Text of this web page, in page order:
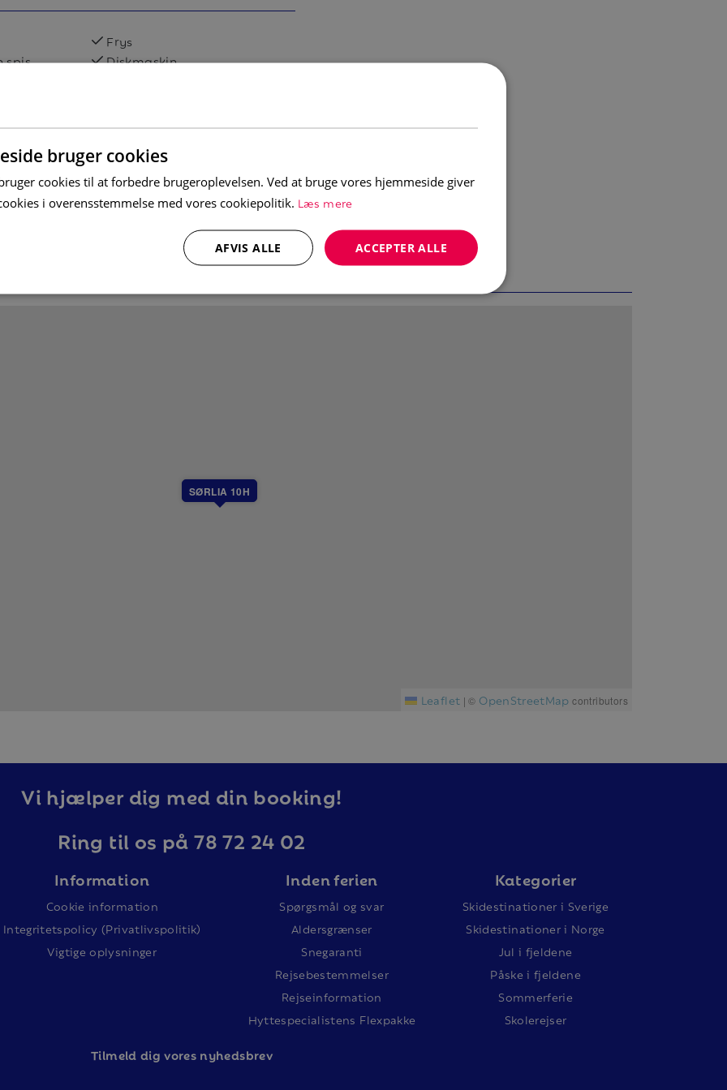
og kaffetrakter. I
for hyggelige måltider sammen.
i stuen som er utstyrt med sofa, TV og
flammene.
Frys
spis
Diskmaskin
SØRLIA 10H
Leaflet | © OpenStreetMap contributors
Vi hjælper dig med din booking!
Ring til os på 78 72 24 02
Information
Cookie information
Integritetspolicy (Privatlivspolitik)
Vigtige oplysninger
Inden ferien
Spørgsmål og svar
Aldersgrænser
Snegaranti
Rejsebestemmelser
Rejseinformation
Hyttespecialistens Flexpakke
Kategorier
Skidestinationer i Sverige
Skidestinationer i Norge
Jul i fjeldene
Påske i fjeldene
Sommerferie
Skolerejser
Tilmeld dig vores nyhedsbrev
bruger cookies
cookies til at forbedre brugeroplevelsen. Ved at bruge vores hjemmeside giver
i overensstemmelse med vores cookiepolitik. Læs mere
ACCEPTER ALLE
AFVIS ALLE